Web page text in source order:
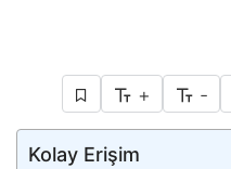
+ -
Kolay Erişim